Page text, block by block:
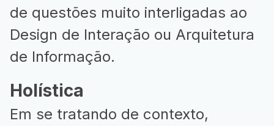
de questões muito interligadas ao
Design de Interação ou Arquitetura
de Informação.
Holística
Em se tratando de contexto,